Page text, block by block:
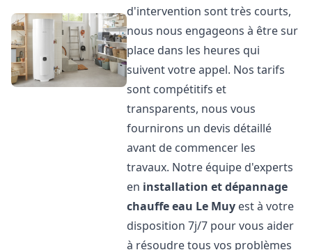
d'intervention sont très courts,
nous nous engageons à être sur
place dans les heures qui
suivent votre appel. Nos tarifs
sont compétitifs et
transparents, nous vous
fournirons un devis détaillé
avant de commencer les
travaux. Notre équipe d'experts
en installation et dépannage
chauffe eau Le Muy est à votre
disposition 7j/7 pour vous aider
à résoudre tous vos problèmes